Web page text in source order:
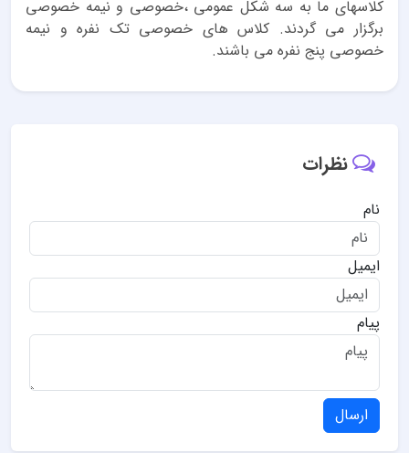
کلاسهای ما به سه شکل عمومی ،خصوصی و نیمه خصوصی
برگزار می گردند. کلاس های خصوصی تک نفره و نیمه
خصوصی پنج نفره می باشند.
نظرات
نام
ایمیل
پیام
ارسال